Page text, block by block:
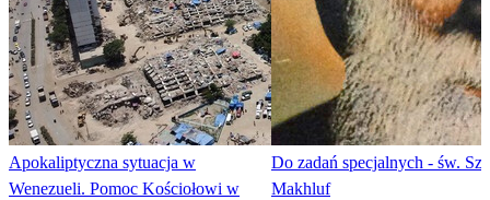
Apokaliptyczna sytuacja w
Wenezueli. Pomoc Kościołowi w
Do zadań specjalnych - św.
Makhluf